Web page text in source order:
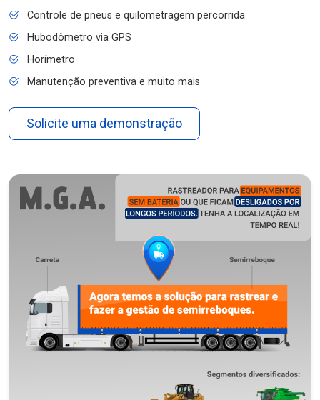
Controle de pneus e quilometragem percorrida
Hubodômetro via GPS
Horímetro
Manutenção preventiva e muito mais
Solicite uma demonstração